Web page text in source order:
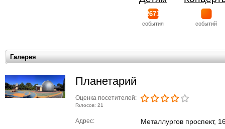
2671
события событий
Галерея
Планетарий
Оценка посетителей:
Голосов: 21
Адрес: Металлургов проспект,